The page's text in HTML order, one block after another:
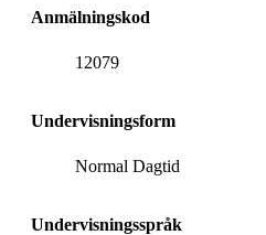
Anmälningskod
12079
Undervisningsform
Normal Dagtid
Undervisningsspråk